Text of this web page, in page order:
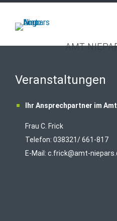
AMT
Veranstaltungen
Ihr Ansprechpartner im Amt
Frau C. Frick
Telefon: 038321/ 661-817
E-Mail: c.frick@amt-